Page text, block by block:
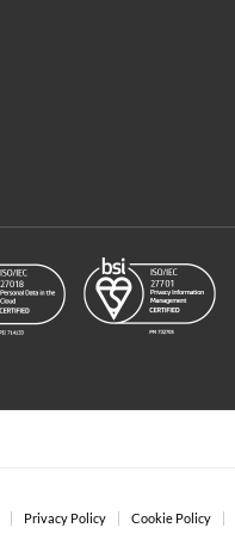
Privacy Policy Cookie Policy